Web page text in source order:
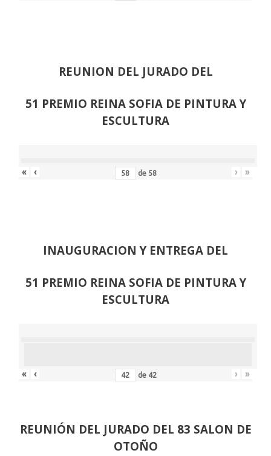
REUNION DEL JURADO DEL
51 PREMIO REINA SOFIA DE PINTURA Y
ESCULTURA
« ‹ de 58 › »
INAUGURACION Y ENTREGA DEL
51 PREMIO REINA SOFIA DE PINTURA Y
ESCULTURA
« ‹ de 42 › »
REUNIÓN DEL JURADO DEL 83 SALON DE
OTOÑO